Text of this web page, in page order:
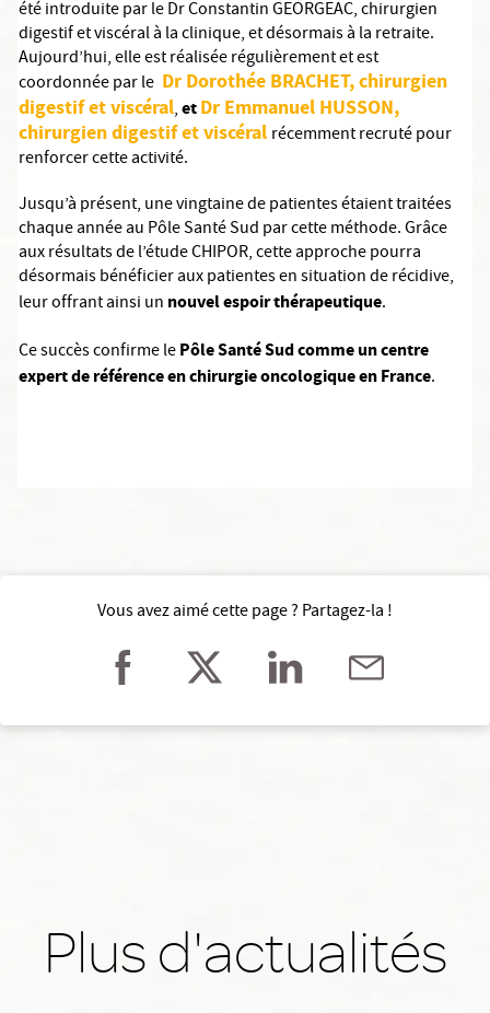
été introduite par le Dr Constantin GEORGEAC, chirurgien
digestif et viscéral à la clinique, et désormais à la retraite.
Aujourd’hui, elle est réalisée régulièrement et est
coordonnée par le Dr Dorothée BRACHET, chirurgien
digestif et viscéral,etDr Emmanuel HUSSON,
chirurgien digestif et viscéral récemment recruté pour
renforcer cette activité.
Jusqu’à présent, une vingtaine de patientes étaient traitées
chaque année au Pôle Santé Sud par cette méthode. Grâce
aux résultats de l’étude CHIPOR, cette approche pourra
désormais bénéficier aux patientes en situation de récidive,
leur offrant ainsi un nouvel espoir thérapeutique.
Ce succès confirme lePôle Santé Sud comme un centre
expert de référence en chirurgie oncologique en France.
Vous avez aimé cette page ? Partagez-la !
Plus d'actualités